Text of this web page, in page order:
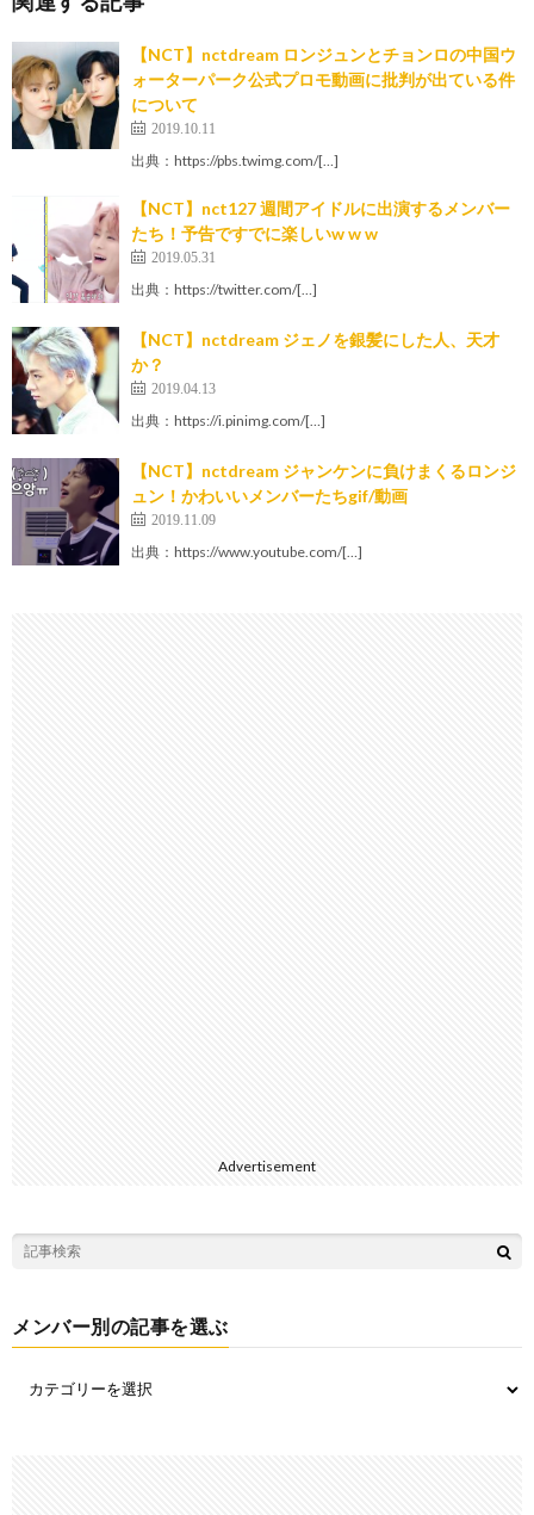
【NCT】nctdream ロンジュンとチョンロの中国ウ
ォーターパーク公式プロモ動画に批判が出ている件
について
2019.10.11
出典：https://pbs.twimg.com/[…]
【NCT】nct127 週間アイドルに出演するメンバー
たち！予告ですでに楽しいw w w
2019.05.31
出典：https://twitter.com/[…]
【NCT】nctdream ジェノを銀髪にした人、天才
か？
2019.04.13
出典：https://i.pinimg.com/[…]
【NCT】nctdream ジャンケンに負けまくるロンジ
ュン！かわいいメンバーたちgif/動画
2019.11.09
出典：https://www.youtube.com/[…]
Advertisement
メンバー別の記事を選ぶ